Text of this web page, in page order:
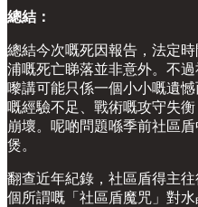
總結：
總結今次嘅死因報告，法定
浦嘅死亡睇落並非意外。不
嚟講可能只係一個小小嘅遺
嘅經驗不足、戰術嘅攻守失
崩壞。呢啲問題喺季前社區
煲。
翻查近年紀錄，社區盾得主
個所謂嘅「社區盾魔咒」對